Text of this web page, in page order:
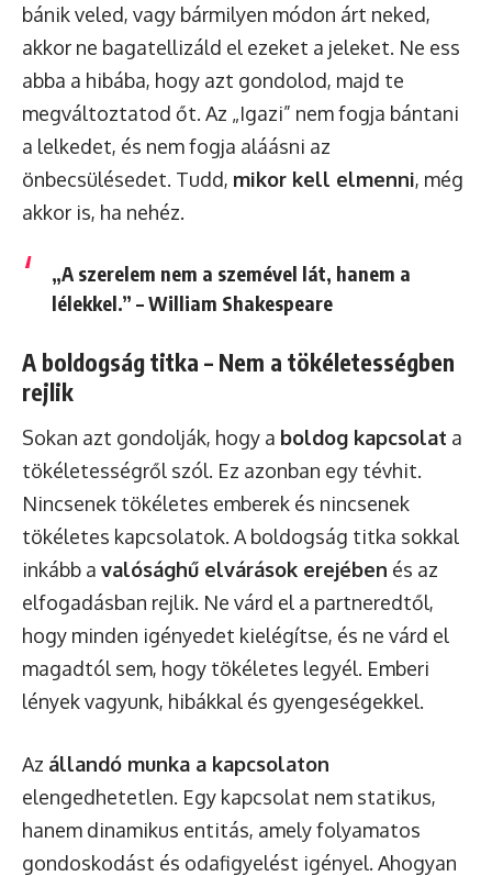
bánik veled, vagy bármilyen módon árt neked,
akkor ne bagatellizáld el ezeket a jeleket. Ne ess
abba a hibába, hogy azt gondolod, majd te
megváltoztatod őt. Az „Igazi” nem fogja bántani
a lelkedet, és nem fogja aláásni az
önbecsülésedet. Tudd, mikor kell elmenni, még
akkor is, ha nehéz.
„A szerelem nem a szemével lát, hanem a
lélekkel.” – William Shakespeare
A boldogság titka – Nem a tökéletességben
rejlik
Sokan azt gondolják, hogy a boldog kapcsolat a
tökéletességről szól. Ez azonban egy tévhit.
Nincsenek tökéletes emberek és nincsenek
tökéletes kapcsolatok. A boldogság titka sokkal
inkább a valósághű elvárások erejében és az
elfogadásban rejlik. Ne várd el a partneredtől,
hogy minden igényedet kielégítse, és ne várd el
magadtól sem, hogy tökéletes legyél. Emberi
lények vagyunk, hibákkal és gyengeségekkel.
Az állandó munka a kapcsolaton
elengedhetetlen. Egy kapcsolat nem statikus,
hanem dinamikus entitás, amely folyamatos
gondoskodást és odafigyelést igényel. Ahogyan